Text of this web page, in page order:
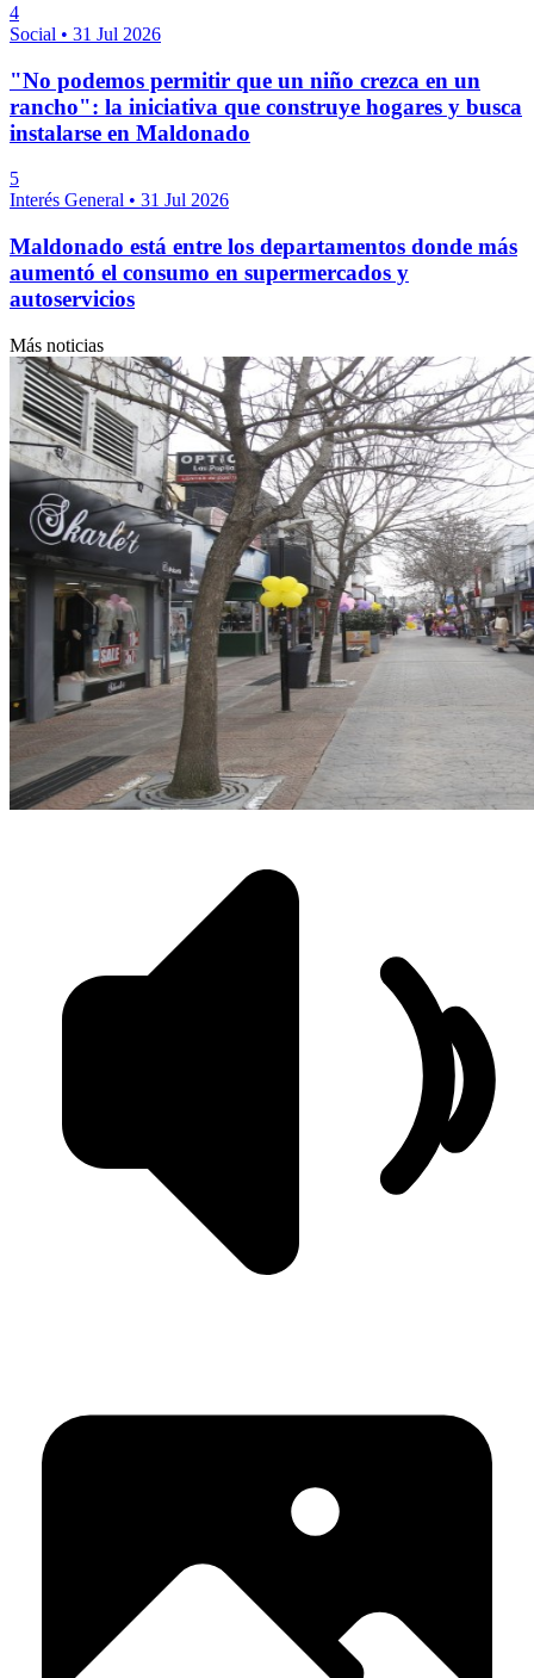
4
Social • 31 Jul 2026
"No podemos permitir que un niño crezca en un
rancho": la iniciativa que construye hogares y busca
instalarse en Maldonado
5
Interés General • 31 Jul 2026
Maldonado está entre los departamentos donde más
aumentó el consumo en supermercados y
autoservicios
Más noticias